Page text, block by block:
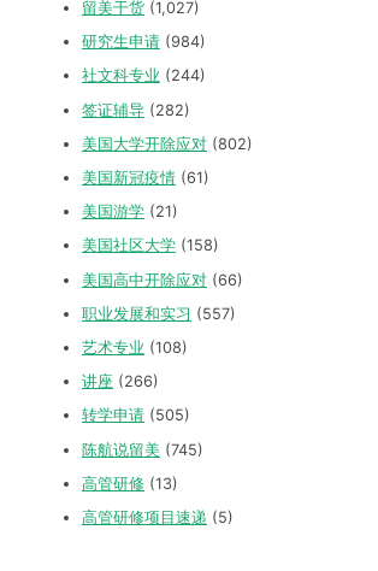
留美干货 (1,027)
研究生申请 (984)
社文科专业 (244)
签证辅导 (282)
美国大学开除应对 (802)
美国新冠疫情 (61)
美国游学 (21)
美国社区大学 (158)
美国高中开除应对 (66)
职业发展和实习 (557)
艺术专业 (108)
讲座 (266)
转学申请 (505)
陈航说留美 (745)
高管研修 (13)
高管研修项目速递 (5)